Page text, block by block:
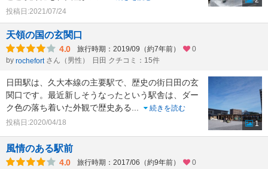
投稿日:2021/07/24
天領の国の玄関口
4.0 旅行時期：2019/09（約7年前）
0
by rochefort さん（男性） 日田 クチコミ：15件
日田駅は、久大本線の主要駅で、歴史の街日田の玄
関口です。最近新しそうなったという駅舎は、ダー
ク色の落ち着いた外観で歴史ある
続きを読む
投稿日:2020/04/18
1
風情のある駅前
4.0 旅行時期：2017/06（約9年前）
0